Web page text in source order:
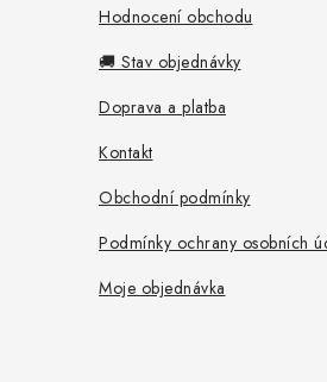
Hodnocení obchodu
🚚 Stav objednávky
Doprava a platba
Kontakt
Obchodní podmínky
Podmínky ochrany osobních
Moje objednávka